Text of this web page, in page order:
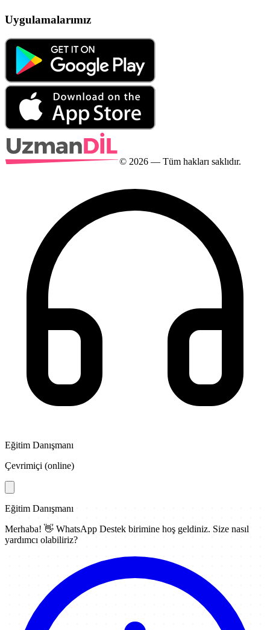
Uygulamalarımız
© 2026 — Tüm hakları saklıdır.
Eğitim Danışmanı
Çevrimiçi (online)
Eğitim Danışmanı
Merhaba! 👋 WhatsApp Destek birimine hoş geldiniz. Size nasıl
yardımcı olabiliriz?